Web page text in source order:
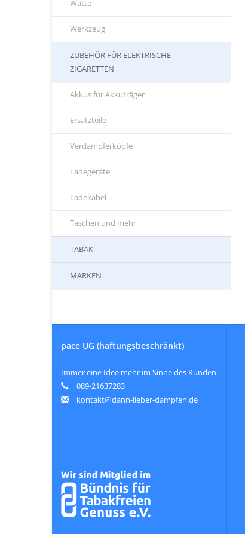
Watte
Werkzeug
ZUBEHÖR FÜR ELEKTRISCHE
ZIGARETTEN
Akkus für Akkuträger
Ersatzteile
Verdampferköpfe
Ladegeräte
Ladekabel
Taschen und mehr
TABAK
MARKEN
pace UG (haftungsbeschränkt)
Immer eine Idee mehr im Sinne des Kunden
089-21637283
kontakt@dann-lieber-dampfen.de